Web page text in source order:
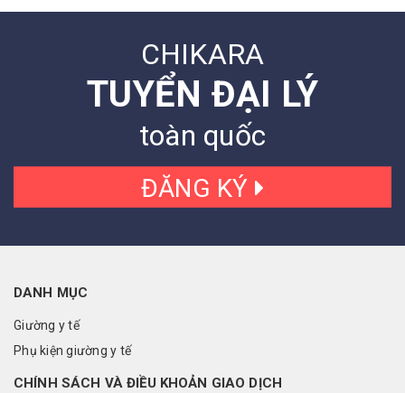
CHIKARA
TUYỂN ĐẠI LÝ
toàn quốc
ĐĂNG KÝ
DANH MỤC
Giường y tế
Phụ kiện giường y tế
CHÍNH SÁCH VÀ ĐIỀU KHOẢN GIAO DỊCH